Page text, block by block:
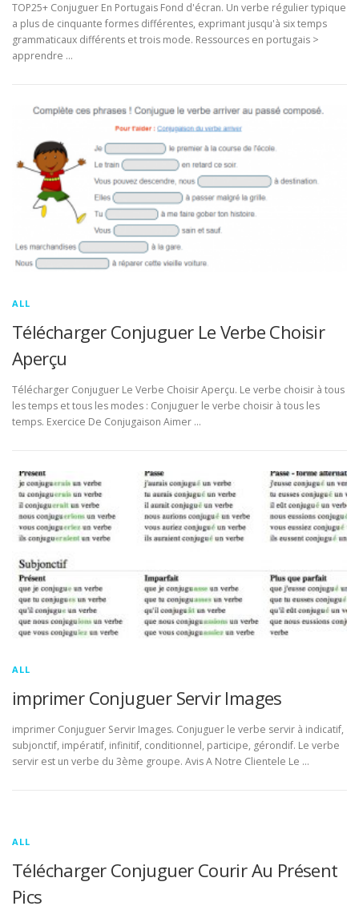
TOP25+ Conjuguer En Portugais Fond d'écran. Un verbe régulier typique
a plus de cinquante formes différentes, exprimant jusqu'à six temps
grammaticaux différents et trois mode. Ressources en portugais >
apprendre …
ALL
Télécharger Conjuguer Le Verbe Choisir
Aperçu
Télécharger Conjuguer Le Verbe Choisir Aperçu. Le verbe choisir à tous
les temps et tous les modes : Conjuguer le verbe choisir à tous les
temps. Exercice De Conjugaison Aimer …
ALL
imprimer Conjuguer Servir Images
imprimer Conjuguer Servir Images. Conjuguer le verbe servir à indicatif,
subjonctif, impératif, infinitif, conditionnel, participe, gérondif. Le verbe
servir est un verbe du 3ème groupe. Avis A Notre Clientele Le …
ALL
Télécharger Conjuguer Courir Au Présent
Pics